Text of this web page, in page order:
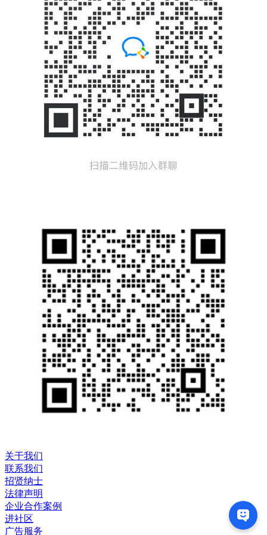
关于我们
联系我们
招贤纳士
法律声明
企业合作案例
进社区
广告服务